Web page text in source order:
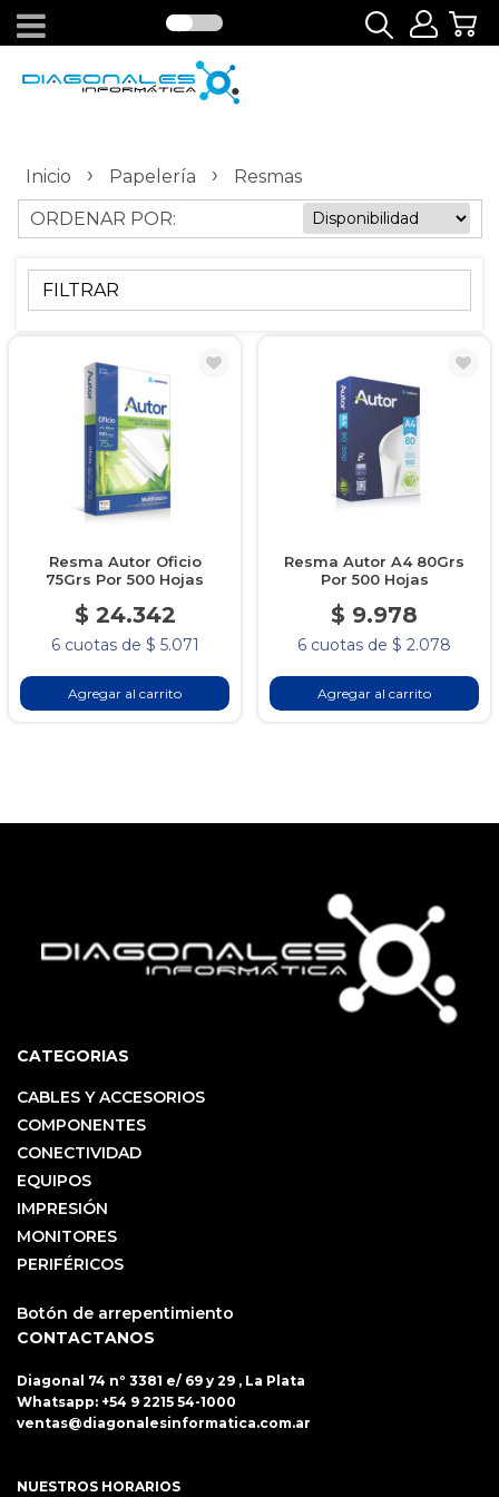
Inicio › Papelería ›
Resmas
ORDENAR POR:
FILTRAR
Resma Autor Oficio
75Grs Por 500 Hojas
$ 24.342
6 cuotas de $ 5.071
Agregar al carrito
Resma Autor A4 80Grs
Por 500 Hojas
$ 9.978
6 cuotas de $ 2.078
Agregar al carrito
CATEGORIAS
CABLES Y ACCESORIOS
COMPONENTES
CONECTIVIDAD
EQUIPOS
IMPRESIÓN
MONITORES
PERIFÉRICOS
Botón de arrepentimiento
CONTACTANOS
Diagonal 74 nº 3381 e/ 69 y 29 , La Plata
Whatsapp: +54 9 2215 54-1000
ventas@diagonalesinformatica.com.ar
NUESTROS HORARIOS